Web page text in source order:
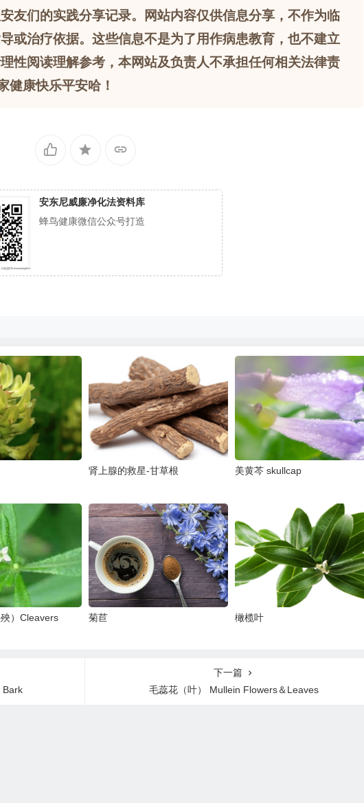
友们的实践分享记录。网站内容仅供信息分享，不作为临
或治疗依据。这些信息不是为了用作病患教育，也不建立
性阅读理解参考，本网站及负责人不承担任何相关法律责
健康快乐平安哈！
安东尼威廉净化法资料库
蜂鸟健康微信公众号打造
肾上腺的救星-甘草根 美黄芩 skullcap
）Cleavers 菊苣 橄榄叶
Bark
下一篇
毛蕊花（叶） Mullein Flowers＆Leaves